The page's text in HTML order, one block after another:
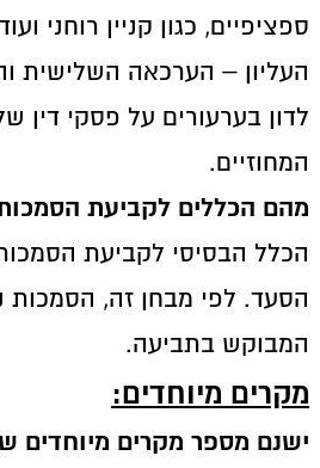
ספציפיים, כגון קניין רוחני
העליון – הערכאה השלישית
לדון בערעורים על פסקי דין
המחוזיים.
מהם הכללים לקביעת
הכלל הבסיסי לקביעת
הסעד. לפי מבחן זה,
המבוקש בתביעה.
מקרים מיוחדים:
ישנם מספר מקרים מיוחדים